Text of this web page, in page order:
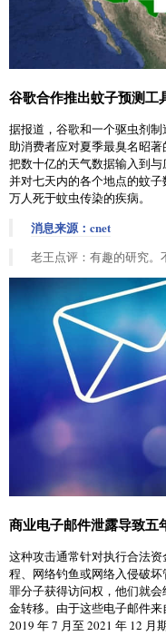
谷歌合作推出蚊子预测工
据报道，谷歌和一个驱虫剂
助消费者应对夏季最臭名昭
把数十亿的天气数据输入到
并对七天内的各个地点的蚊
万人死于蚊虫传染的疾病。
消息来源：cnet
老王点评：有趣的研究。
商业电子邮件泄露导致五
这种攻击通常针对执行合法
程、网络钓鱼或网络入侵破
罪分子获得访问权，他们就
金转移。由于这些电子邮件来
2019 年 7 月至 2021 年 12 月